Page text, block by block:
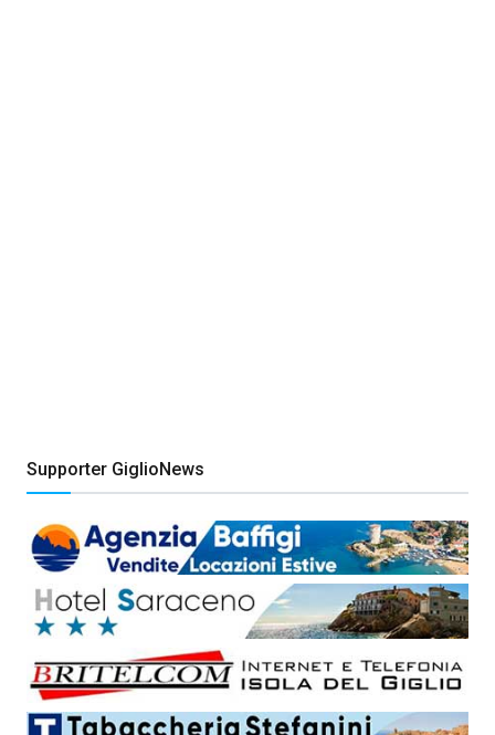
Supporter GiglioNews